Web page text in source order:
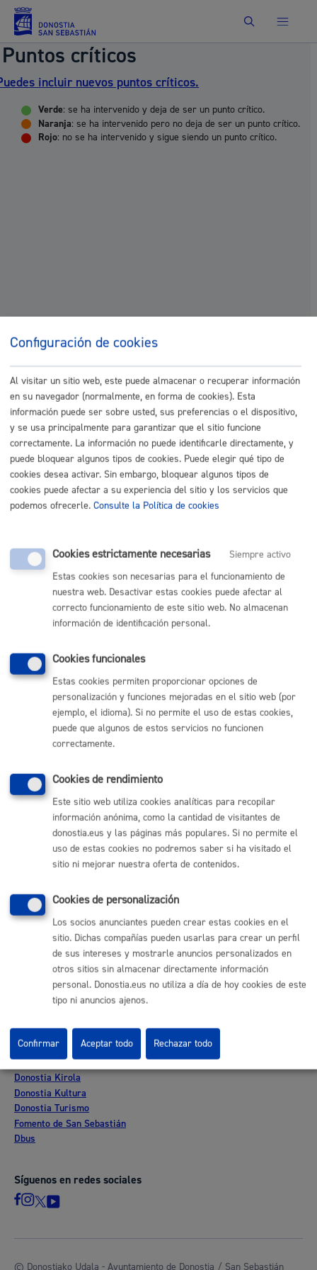
Buscar
Puntos críticos
incluir nuevos puntos críticos.
Verde: se ha intervenido y deja de ser un punto crítico.
Naranja: se ha intervenido pero no deja de ser un punto crítico.
Rojo: no se ha intervenido y sigue siendo un punto crítico.
mejorar los puntos de la ciudad que no tienen visibilidad,
accesibilidad o son aislados y por lo tanto producen
inseguridad, sobre todo en las mujeres.
Puedes incluir nuevos puntos críticos. Tras valorarlo el
departamento te responderá, añadiéndolo al mapa si
Con el mapa queremos visibilizar que el espacio público
no es seguro para colectivos vulnerables. Dar visibilidad
al problema es el primer paso para lograr una Donostia
igualitaria y segura.
Comunícate con el Ayuntamiento de Donostia / San
Sebastián
(gratuito desde Donostia / San Sebastián)
(+34) 943 481 000
Buzón de la ciudadanía
Enlaces útiles
Ofertas de empleo
Perfil del contratante
Sede electrónica
Mapas - GeoDonostia
Sala de prensa
Otras páginas web corporativas
Donostia Kirola
Donostia Kultura
Donostia Turismo
Fomento de San Sebastián
Dbus
Síguenos en redes sociales
© Donostiako Udala - Ayuntamiento de Donostia / San Sebastián
Configuración de cookies
Al visitar un sitio web, este puede almacenar o recuperar información
en su navegador (normalmente, en forma de cookies). Esta
información puede ser sobre usted, sus preferencias o el dispositivo,
y se usa principalmente para garantizar que el sitio funcione
correctamente. La información no puede identificarle directamente, y
puede bloquear algunos tipos de cookies. Puede elegir qué tipo de
cookies desea activar. Sin embargo, bloquear algunos tipos de
cookies puede afectar a su experiencia del sitio y los servicios que
podemos ofrecerle. Consulte la Política de cookies
Cookies estrictamente necesarias
Siempre activo
Estas cookies son necesarias para el funcionamiento de
nuestra web. Desactivar estas cookies puede afectar al
correcto funcionamiento de este sitio web. No almacenan
información de identificación personal.
Cookies funcionales
Estas cookies permiten proporcionar opciones de
personalización y funciones mejoradas en el sitio web (por
ejemplo, el idioma). Si no permite el uso de estas cookies,
puede que algunos de estos servicios no funcionen
correctamente.
Cookies de rendimiento
Este sitio web utiliza cookies analíticas para recopilar
información anónima, como la cantidad de visitantes de
donostia.eus y las páginas más populares. Si no permite el
uso de estas cookies no podremos saber si ha visitado el
sitio ni mejorar nuestra oferta de contenidos.
Cookies de personalización
Los socios anunciantes pueden crear estas cookies en el
sitio. Dichas compañías pueden usarlas para crear un perfil
de sus intereses y mostrarle anuncios personalizados en
otros sitios sin almacenar directamente información
personal. Donostia.eus no utiliza a día de hoy cookies de este
tipo ni anuncios ajenos.
Rechazar todo
Confirmar Aceptar todo